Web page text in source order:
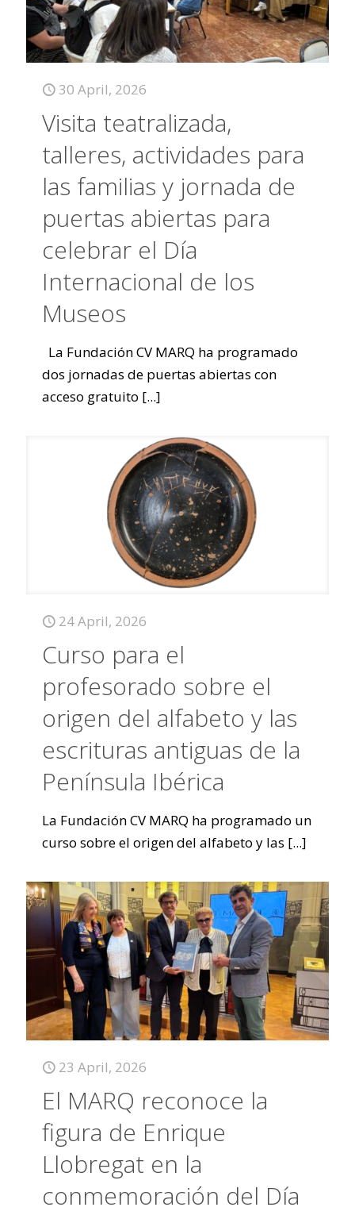
30 April, 2026
Visita teatralizada,
talleres, actividades para
las familias y jornada de
puertas abiertas para
celebrar el Día
Internacional de los
Museos
La Fundación CV MARQ ha programado
dos jornadas de puertas abiertas con
acceso gratuito [...]
24 April, 2026
Curso para el
profesorado sobre el
origen del alfabeto y las
escrituras antiguas de la
Península Ibérica
La Fundación CV MARQ ha programado un
curso sobre el origen del alfabeto y las [...]
23 April, 2026
El MARQ reconoce la
figura de Enrique
Llobregat en la
conmemoración del Día